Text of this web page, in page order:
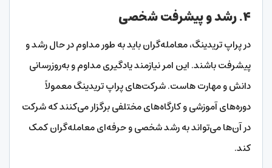
۴. رشد و پیشرفت شخصی
در پراپ تریدینگ، معامله‌گران باید به طور مداوم در حال رشد و
پیشرفت باشند. این امر نیازمند یادگیری مداوم و به‌روزرسانی
دانش و مهارت‌ هاست. شرکت‌های پراپ تریدینگ معمولاً
دوره‌های آموزشی و کارگاه‌های مختلفی برگزار می‌کنند که شرکت
در آن‌ها می‌تواند به رشد شخصی و حرفه‌ای معامله‌گران کمک
کند.